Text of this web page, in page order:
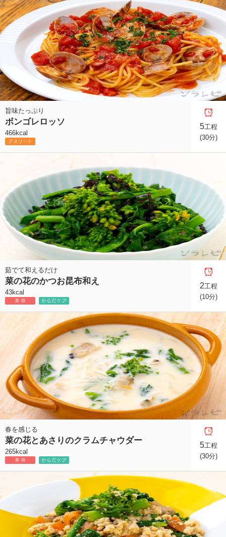
旨味たっぷり
ボンゴレロッソ
466kcal
5工程
(30分)
茹でて和えるだけ
菜の花のかつお昆布和え
43kcal
2工程
(10分)
春を感じる
菜の花とあさりのクラムチャウダー
265kcal
5工程
(30分)